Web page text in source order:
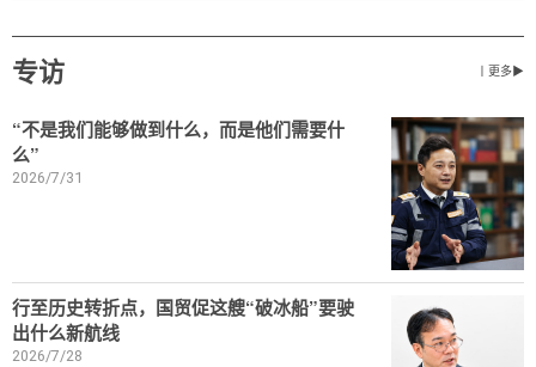
专访 丨更多▶
“不是我们能够做到什么，而是他们需要什
么”
2026/7/31
行至历史转折点，国贸促这艘“破冰船”要驶
出什么新航线
2026/7/28